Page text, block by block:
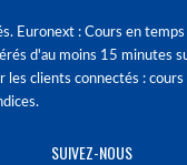
Euronext : Cours en
d'au moins 15 minutes
les clients connectés :
SUIVEZ-NOUS